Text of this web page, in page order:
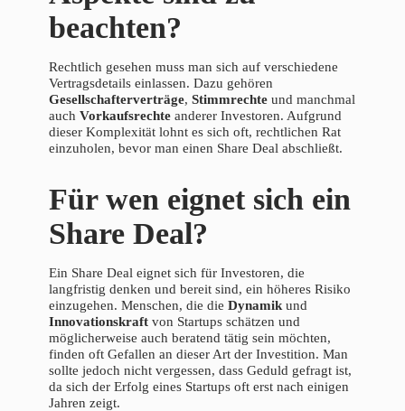
beachten?
Rechtlich gesehen muss man sich auf verschiedene
Vertragsdetails einlassen. Dazu gehören
Gesellschafterverträge, Stimmrechte und manchmal
auch Vorkaufsrechte anderer Investoren. Aufgrund
dieser Komplexität lohnt es sich oft, rechtlichen Rat
einzuholen, bevor man einen Share Deal abschließt.
Für wen eignet sich ein
Share Deal?
Ein Share Deal eignet sich für Investoren, die
langfristig denken und bereit sind, ein höheres Risiko
einzugehen. Menschen, die die Dynamik und
Innovationskraft von Startups schätzen und
möglicherweise auch beratend tätig sein möchten,
finden oft Gefallen an dieser Art der Investition. Man
sollte jedoch nicht vergessen, dass Geduld gefragt ist,
da sich der Erfolg eines Startups oft erst nach einigen
Jahren zeigt.